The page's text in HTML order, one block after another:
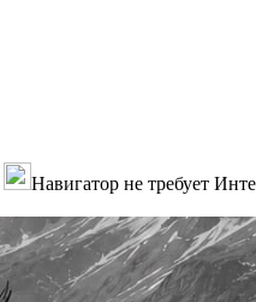
Навигатор не требует